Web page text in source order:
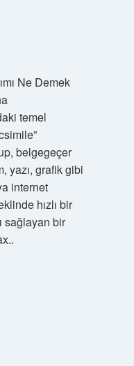
Ne Demek
temel
belgegeçer
yazı, grafik gibi
internet
hızlı bir
sağlayan bir